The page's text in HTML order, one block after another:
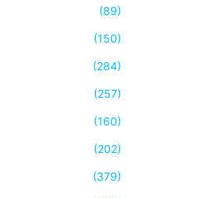
(89)
(150)
(284)
(257)
(160)
(202)
(379)